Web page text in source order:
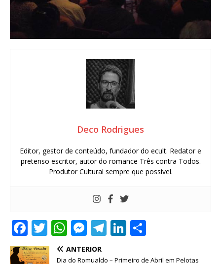
Deco Rodrigues
Editor, gestor de conteúdo, fundador do ecult. Redator e
pretenso escritor, autor do romance Três contra Todos.
Produtor Cultural sempre que possível.
F
a
c
T
w
it
W
h
at
M
e
ss
T
e
Li
k ar
ANTERIOR
Dia do Romualdo – Primeiro de Abril em Pelotas